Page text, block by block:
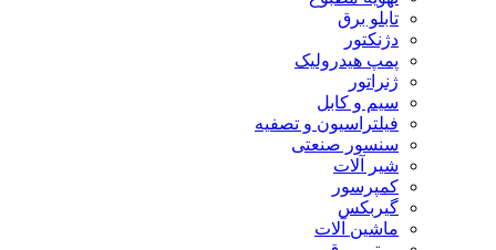
تابلو برق
دژنکتور
پمپ هیدرولیک
ژنراتور
سیم و کابل
فیلتراسیون و تصفیه
سنسور صنعتی
شیر آلات
کمپرسور
گیربکس
ماشین آلات